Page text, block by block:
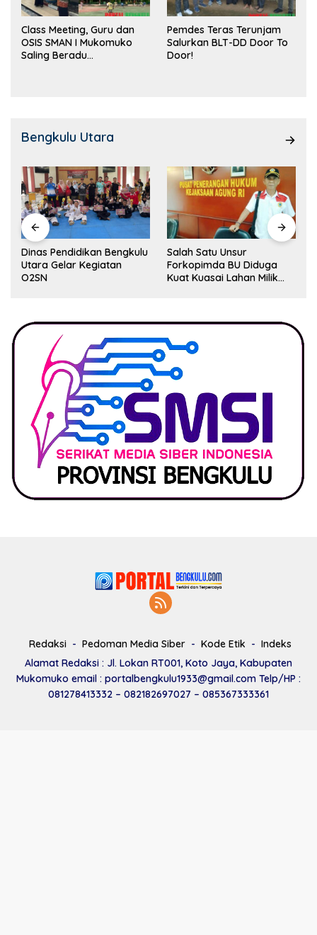
Class Meeting, Guru dan
OSIS SMAN I Mukomuko
Saling Beradu
Pemdes Teras Terunjam
Salurkan BLT-DD Door To
Door!
Bengkulu Utara
Dinas Pendidikan Bengkulu
Utara Gelar Kegiatan
O2SN
Salah Satu Unsur
Forkopimda BU Diduga
Kuat Kuasai Lahan Milik
Redaksi Pedoman Media Siber Kode Etik
Indeks
Alamat Redaksi : Jl. Lokan RT001, Koto Jaya, Kabupaten
Mukomuko email : portalbengkulu1933@gmail.com Telp/HP :
081278413332 – 082182697027 – 085367333361